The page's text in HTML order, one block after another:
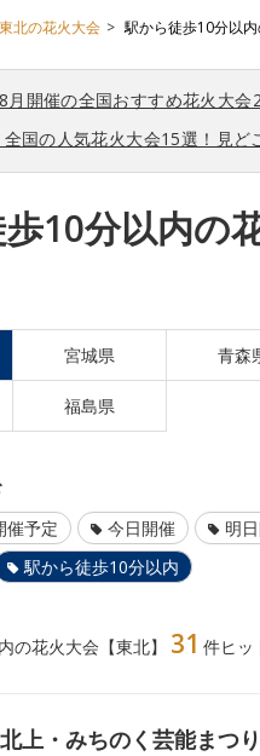
東北の花火大会 駅から徒歩10分以内
8月開催の全国おすすめ花火大会
全国の人気花火大会15選！見ど
10分以内の
宮城県 青森
福島県
催予定 今日開催 明
駅から徒歩10分以内
の花火大会【東北】 31 件ヒッ
上・みちのく芸能まつ